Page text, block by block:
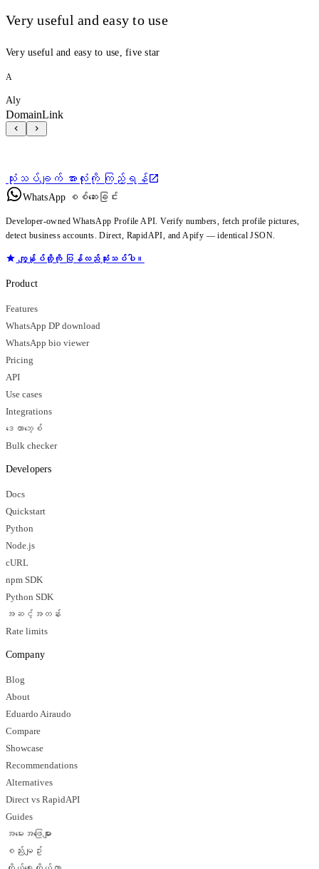
Very useful and easy to use
Very useful and easy to use, five star
A
Aly
DomainLink
သုံးသပ်ချက် အားလုံးကို ကြည့်ရန်
WhatsApp စစ်ဆေးခြင်း
Developer-owned WhatsApp Profile API. Verify numbers, fetch profile pictures,
detect business accounts. Direct, RapidAPI, and Apify — identical JSON.
ကျွန်ုပ်တို့ကို ပြန်လည်သုံးသပ်ပါ။
Product
Features
WhatsApp DP download
WhatsApp bio viewer
Pricing
API
Use cases
Integrations
ဒေတာဘေ့စ်
Bulk checker
Developers
Docs
Quickstart
Python
Node.js
cURL
npm SDK
Python SDK
အဆင့်အတန်း
Rate limits
Company
Blog
About
Eduardo Airaudo
Compare
Showcase
Recommendations
Alternatives
Direct vs RapidAPI
Guides
အမေးအဖြေများ
စည်းမျဥ်း